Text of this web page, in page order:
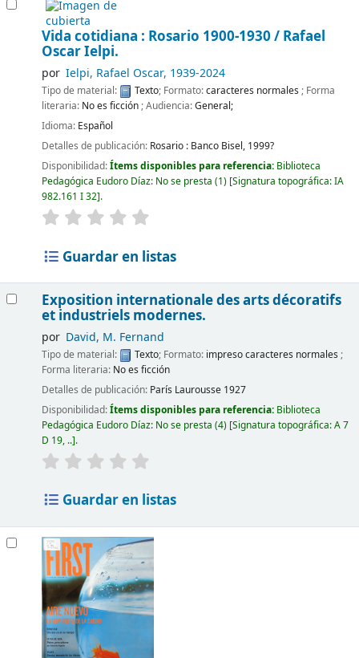
Vida cotidiana : Rosario 1900-1930 / Rafael
Oscar Ielpi.
por Ielpi, Rafael Oscar, 1939-2024
Tipo de material: Texto; Formato:caracteres normales ; Forma
literaria: No es ficción; Audiencia:General;
Idioma: Español
Detalles de publicación: Rosario : Banco Bisel, 1999?
Disponibilidad:Ítems disponibles para referencia: Biblioteca
Pedagógica Eudoro Díaz: No se presta (1) Signatura topográfica:IA
982.161 I 32 .
Guardar en listas
Exposition internationale des arts décoratifs
et industriels modernes.
por David, M. Fernand
Tipo de material: Texto; Formato: impreso caracteres normales ;
Forma literaria: No es ficción
Detalles de publicación: París Laurousse 1927
Disponibilidad:Ítems disponibles para referencia: Biblioteca
Pedagógica Eudoro Díaz: No se presta (4) Signatura topográfica:A 7
D 19, .. .
Guardar en listas